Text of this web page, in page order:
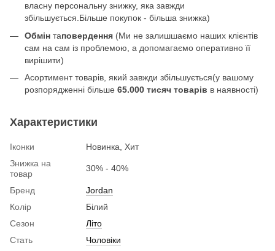
власну персональну знижку, яка завжди
збільшується.Більше покупок - більша знижка)
Обмін таповердення (Ми не залишшаємо наших клієнтів
сам на сам із проблемою, а допомагаємо оперативно її
вирішити)
Асортимент товарів, який завжди збільшується(у вашому
розпорядженні більше 65.000 тисяч товарів в наявності)
Характеристики
Іконки
Новинка, Хит
Знижка на
товар
30% - 40%
Бренд
Jordan
Колір
Білий
Сезон
Літо
Стать
Чоловіки